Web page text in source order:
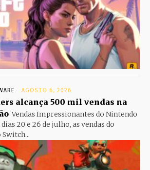
AGOSTO 6, 2026
alcança 500 mil vendas na
Vendas Impressionantes do Nintendo
20 e 26 de julho, as vendas do